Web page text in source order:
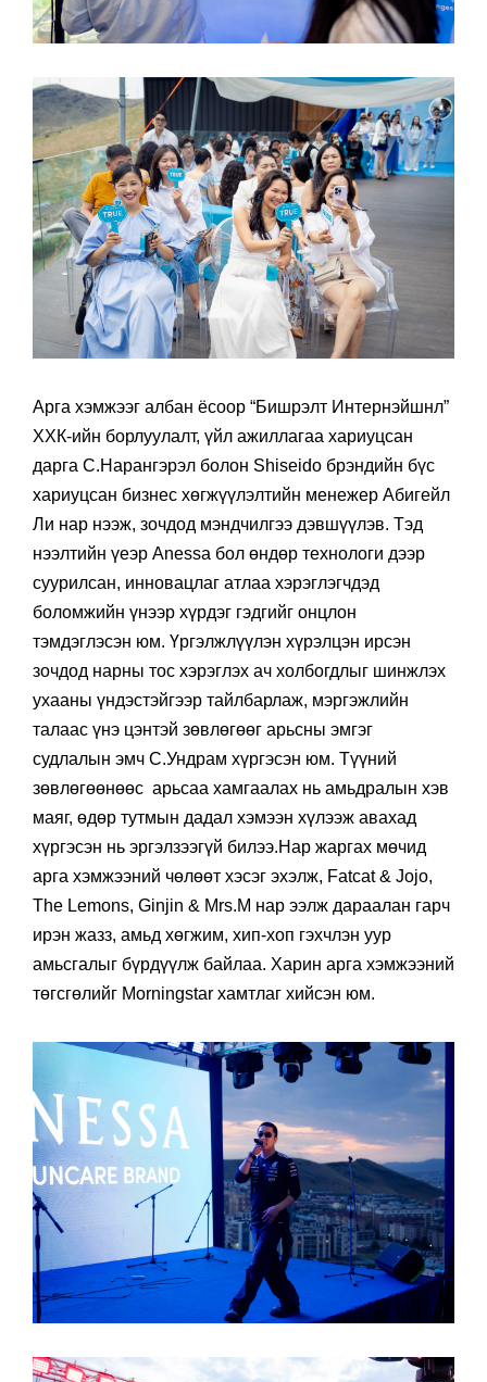
Арга хэмжээг албан ёсоор “Бишрэлт Интернэйшнл”
ХХК-ийн борлуулалт, үйл ажиллагаа хариуцсан
дарга С.Нарангэрэл болон Shiseido брэндийн бүс
хариуцсан бизнес хөгжүүлэлтийн менежер Абигейл
Ли нар нээж, зочдод мэндчилгээ дэвшүүлэв. Тэд
нээлтийн үеэр Anessa бол өндөр технологи дээр
суурилсан, инновацлаг атлаа хэрэглэгчдэд
боломжийн үнээр хүрдэг гэдгийг онцлон
тэмдэглэсэн юм. Үргэлжлүүлэн хүрэлцэн ирсэн
зочдод нарны тос хэрэглэх ач холбогдлыг шинжлэх
ухааны үндэстэйгээр тайлбарлаж, мэргэжлийн
талаас үнэ цэнтэй зөвлөгөөг арьсны эмгэг
судлалын эмч С.Ундрам хүргэсэн юм. Түүний
зөвлөгөөнөөс арьсаа хамгаалах нь амьдралын хэв
маяг, өдөр тутмын дадал хэмээн хүлээж авахад
хүргэсэн нь эргэлзээгүй билээ.Нар жаргах мөчид
арга хэмжээний чөлөөт хэсэг эхэлж, Fatcat & Jojo,
The Lemons, Ginjin & Mrs.M нар ээлж дараалан гарч
ирэн жазз, амьд хөгжим, хип-хоп гэхчлэн уур
амьсгалыг бүрдүүлж байлаа. Харин арга хэмжээний